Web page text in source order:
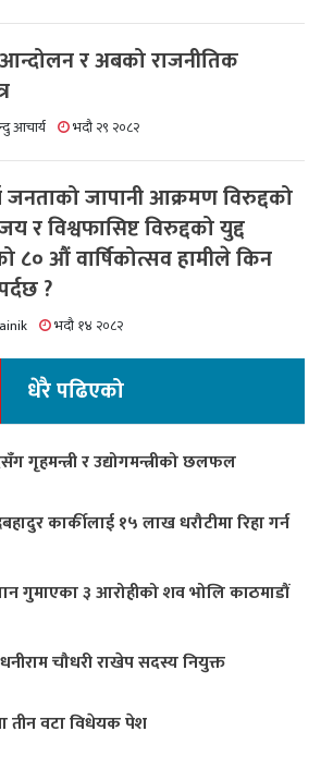
र अबको राजनीतिक
आचार्य भदौ २९ २०८२
जनताको जापानी आक्रमण विरुद्दको
र विश्वफासिष्ट विरुद्दको युद्द
८० औं वार्षिकोत्सव हामीले किन
?
भदौ १४ २०८२
धेरै पढिएको
गृहमन्त्री र उद्योगमन्त्रीको छलफल
कार्कीलाई १५ लाख धरौटीमा रिहा गर्न
गुमाएका ३ आरोहीको शव भोलि काठमाडौं
चौधरी राखेप सदस्य नियुक्त
तीन वटा विधेयक पेश